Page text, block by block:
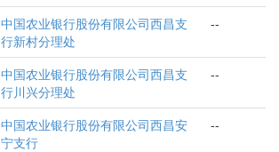
中国农业银行股份有限公司西昌支
行新村分理处
--
中国农业银行股份有限公司西昌支
行川兴分理处
--
中国农业银行股份有限公司西昌安
宁支行
--